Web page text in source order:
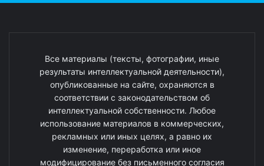
Все материалы (тексты, фотографии, иные
результаты интеллектуальной деятельности),
опубликованные на сайте, охраняются в
соответствии с законодательством об
интеллектуальной собственности. Любое
использование материалов в коммерческих,
рекламных или иных целях, а равно их
изменение, переработка или иное
модифицирование без письменного согласия